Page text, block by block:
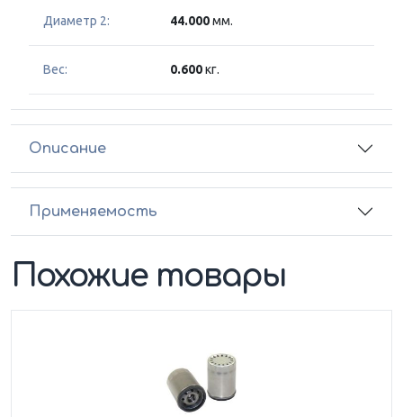
Диаметр 2: 44.000мм.
Вес: 0.600кг.
Описание
Применяемость
Похожие товары